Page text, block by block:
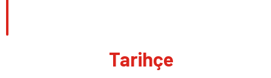
Tarihçe